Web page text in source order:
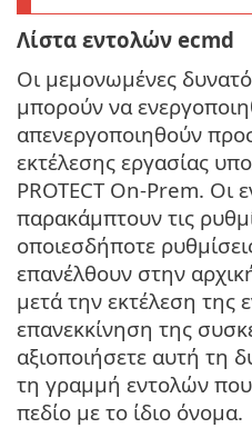
Λίστα εντολών ecmd
Οι μεμονωμένες
μπορούν να
απενεργοποιηθούν
εκτέλεσης εργασίας
PROTECT On-Prem. Οι
παρακάμπτουν τις
οποιεσδήποτε
επανέλθουν στην
μετά την εκτέλεση της
επανεκκίνηση της
αξιοποιήσετε αυτή τη
τη γραμμή εντολών που
πεδίο με το ίδιο όνομα.